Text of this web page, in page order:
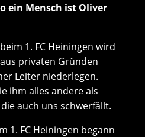
ein Mensch ist Oliver
1. FC Heiningen wird
privaten Gründen
Leiter niederlegen.
ihm alles andere als
auch uns schwerfällt.
1. FC Heiningen begann